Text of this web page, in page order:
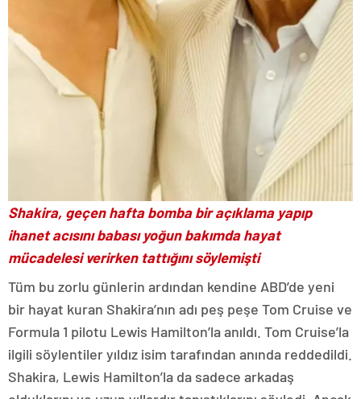
Shakira, geçen hafta bomba bir açıklama yapıp
ihanet acısını babası yoğun bakımda hayat
mücadelesi verirken tattığını söylemişti
Tüm bu zorlu günlerin ardından kendine ABD’de yeni
bir hayat kuran Shakira’nın adı peş peşe Tom Cruise ve
Formula 1 pilotu Lewis Hamilton’la anıldı. Tom Cruise’la
ilgili söylentiler yıldız isim tarafından anında reddedildi.
Shakira, Lewis Hamilton’la da sadece arkadaş